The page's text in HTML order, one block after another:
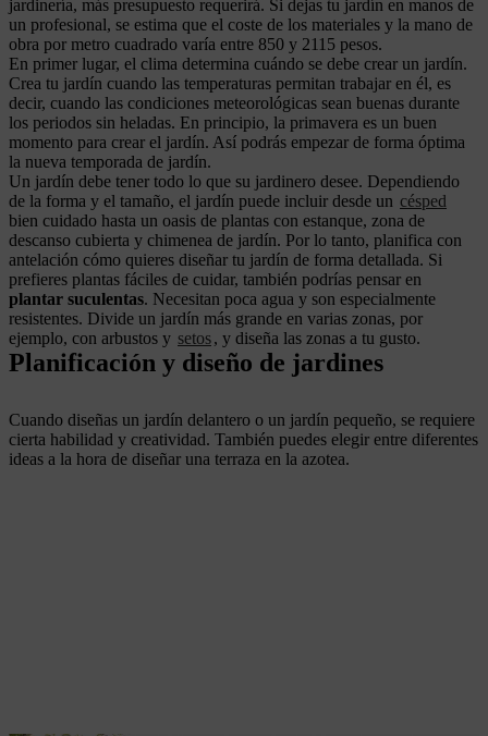
jardinería, más presupuesto requerirá. Si dejas tu jardín en manos de
un profesional, se estima que el coste de los materiales y la mano de
obra por metro cuadrado varía entre 850 y 2115 pesos.
En primer lugar, el clima determina cuándo se debe crear un jardín.
Crea tu jardín cuando las temperaturas permitan trabajar en él, es
decir, cuando las condiciones meteorológicas sean buenas durante
los periodos sin heladas. En principio, la primavera es un buen
momento para crear el jardín. Así podrás empezar de forma óptima
la nueva temporada de jardín.
Un jardín debe tener todo lo que su jardinero desee. Dependiendo
de la forma y el tamaño, el jardín puede incluir desde un césped
bien cuidado hasta un oasis de plantas con estanque, zona de
descanso cubierta y chimenea de jardín. Por lo tanto, planifica con
antelación cómo quieres diseñar tu jardín de forma detallada. Si
prefieres plantas fáciles de cuidar, también podrías pensar en
plantar suculentas. Necesitan poca agua y son especialmente
resistentes. Divide un jardín más grande en varias zonas, por
ejemplo, con arbustos y setos, y diseña las zonas a tu gusto.
Planificación y diseño de jardines
Cuando diseñas un jardín delantero o un jardín pequeño, se requiere
cierta habilidad y creatividad. También puedes elegir entre diferentes
ideas a la hora de diseñar una terraza en la azotea.